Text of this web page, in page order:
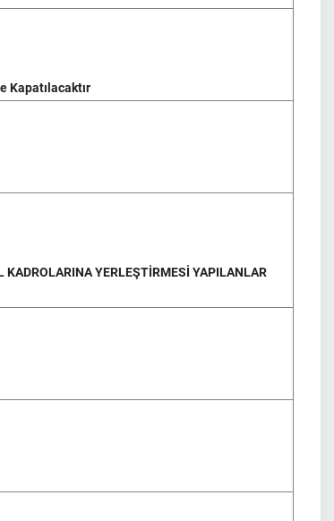
Kapatılacaktır
YERLEŞTİRMESİ YAPILANLAR